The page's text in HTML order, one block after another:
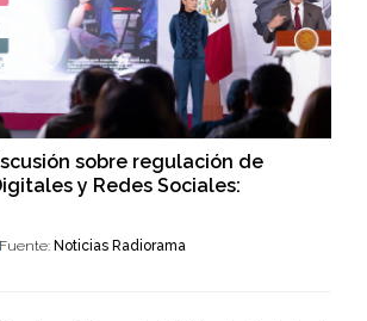
sobre regulación de
y Redes Sociales:
Fuente: Noticias Radiorama